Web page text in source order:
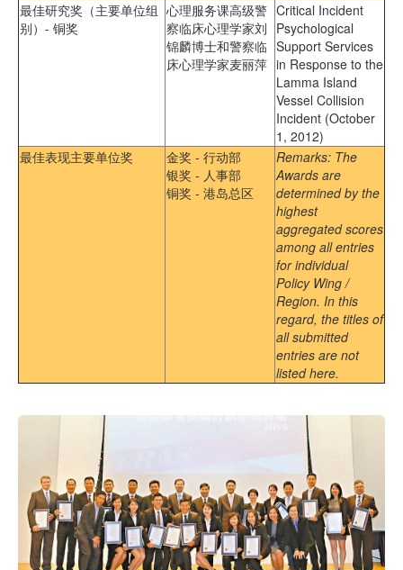
最佳研究奖（主要单位组
别）- 铜奖
心理服务课高级警
察临床心理学家刘
锦麟博士和警察临
床心理学家麦丽萍
Critical Incident
Psychological
Support Services
in Response to the
Lamma Island
Vessel Collision
Incident (October
1, 2012)
最佳表现主要单位奖
金奖 - 行动部
银奖 - 人事部
铜奖 - 港岛总区
Remarks: The
Awards are
determined by the
highest
aggregated scores
among all entries
for individual
Policy Wing /
Region. In this
regard, the titles of
all submitted
entries are not
listed here.